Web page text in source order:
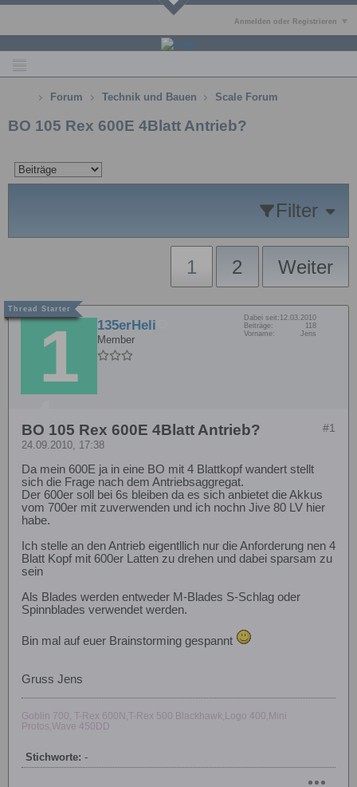
Anmelden oder Registrieren
Forum Technik und Bauen Scale Forum
BO 105 Rex 600E 4Blatt Antrieb?
Filter
1 2 Weiter
135erHeli
Member
Dabei seit: 12.03.2010
Beiträge:
118
Vorname:
Jens
#1
BO 105 Rex 600E 4Blatt Antrieb?
24.09.2010, 17:38
Da mein 600E ja in eine BO mit 4 Blattkopf wandert stellt
sich die Frage nach dem Antriebsaggregat.
Der 600er soll bei 6s bleiben da es sich anbietet die Akkus
vom 700er mit zuverwenden und ich nochn Jive 80 LV hier
habe.
Ich stelle an den Antrieb eigentllich nur die Anforderung nen 4
Blatt Kopf mit 600er Latten zu drehen und dabei sparsam zu
sein
Als Blades werden entweder M-Blades S-Schlag oder
Spinnblades verwendet werden.
Bin mal auf euer Brainstorming gespannt
Gruss Jens
Goblin 700, T-Rex 600N,T-Rex 500 Blackhawk,Logo 400,Mini
Protos,Wave 450DD
Stichworte: -